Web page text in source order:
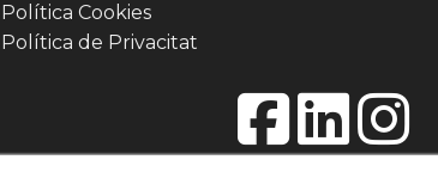
Política Cookies
Política de Privacitat